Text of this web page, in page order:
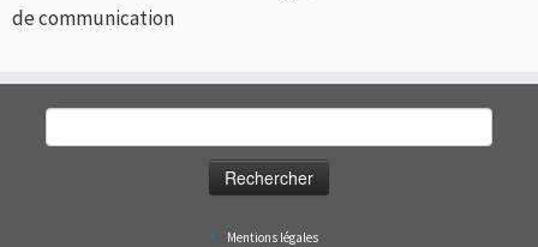
de communication
Mentions légales